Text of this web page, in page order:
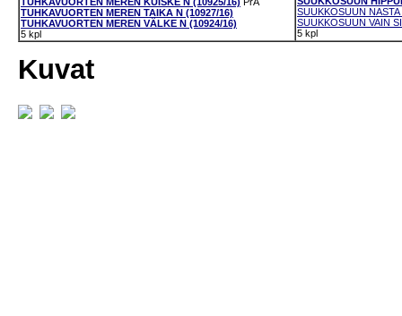
TUHKAVUORTEN MEREN TAIKA N (10927/16)
TUHKAVUORTEN MEREN VÄLKE N (10924/16)
5 kpl
SUUKKOSUUN
SUUKKOSUUN VAIN
5 kpl
Kuvat